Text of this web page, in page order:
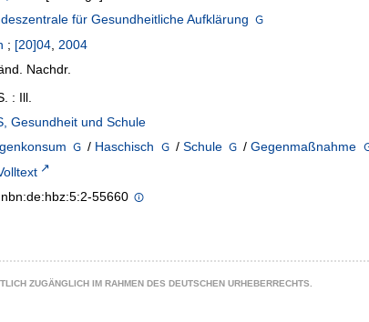
für Gesundheitliche Aufklärung
; [20]04, 2004
Nachdr.
: Ill.
Gesundheit und Schule
/ Haschisch / Schule / Gegenmaßnahme
55660
ZUGÄNGLICH IM RAHMEN DES DEUTSCHEN URHEBERRECHTS.